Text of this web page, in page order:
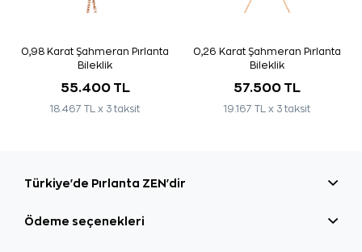
0,98 Karat Şahmeran Pırlanta
Bileklik
55.400 TL
18.467 TL x 3 taksit
0,26 Karat Şahmeran Pırlanta
Bileklik
57.500 TL
19.167 TL x 3 taksit
Türkiye'de Pırlanta ZEN'dir
Ödeme seçenekleri